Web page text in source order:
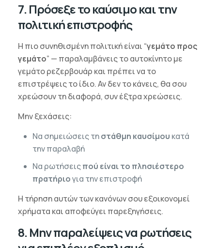
7. Πρόσεξε το καύσιμο και την
πολιτική επιστροφής
Η πιο συνηθισμένη πολιτική είναι “γεμάτο προς
γεμάτο” — παραλαμβάνεις το αυτοκίνητο με
γεμάτο ρεζερβουάρ και πρέπει να το
επιστρέψεις το ίδιο. Αν δεν το κάνεις, θα σου
χρεώσουν τη διαφορά, συν έξτρα χρεώσεις.
Μην ξεχάσεις:
Να σημειώσεις τηστάθμη καυσίμου κατά
την παραλαβή
Να ρωτήσειςπού είναι το πλησιέστερο
πρατήριογια την επιστροφή
Η τήρηση αυτών των κανόνων σου εξοικονομεί
χρήματα και αποφεύγει παρεξηγήσεις.
8. Μην παραλείψεις να ρωτήσεις